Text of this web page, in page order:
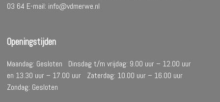
03 64 E-mail: info@vdmerwe.nl
Openingstijden
Maandag: Gesloten Dinsdag t/m vrijdag: 9.00 uur – 12.00 uur
en 13.30 uur – 17.00 uur Zaterdag: 10.00 uur – 16.00 uur
Zondag: Gesloten